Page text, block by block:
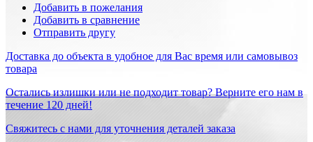
Добавить в пожелания
Добавить в сравнение
Отправить другу
Доставка до объекта в удобное для Вас время или самовывоз
товара
Остались излишки или не подходит товар? Верните его нам в
течение 120 дней!
Свяжитесь с нами для уточнения деталей заказа